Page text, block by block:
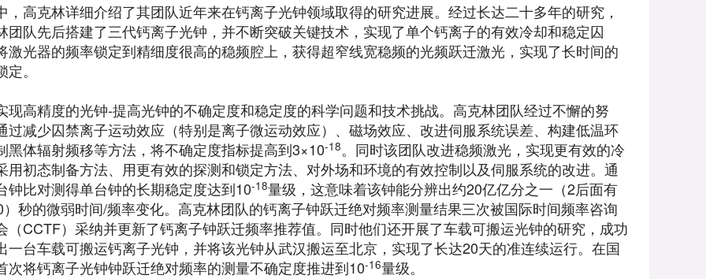
，高克林详细介绍了其团队近年来在钙离子光钟领域取得的研究进展。经过长达二十多年的研究，
团队先后搭建了三代钙离子光钟，并不断突破关键技术，实现了单个钙离子的有效冷却和稳定囚
激光器的频率锁定到精细度很高的稳频腔上，获得超窄线宽稳频的光频跃迁激光，实现了长时间的
。
现高精度的光钟-提高光钟的不确定度和稳定度的科学问题和技术挑战。高克林团队经过不懈的努
过减少囚禁离子运动效应（特别是离子微运动效应）、磁场效应、改进伺服系统误差、构建低温环
黑体辐射频移等方法，将不确定度指标提高到3×10-18。同时该团队改进稳频激光，实现更有效的冷
用初态制备方法、用更有效的探测和锁定方法、对外场和环境的有效控制以及伺服系统的改进。通
钟比对测得单台钟的长期稳定度达到10-18量级，这意味着该钟能分辨出约20亿亿分之一（2后面有
秒的微弱时间/频率变化。高克林团队的钙离子钟跃迁绝对频率测量结果三次被国际时间频率咨询
（CCTF）采纳并更新了钙离子钟跃迁频率推荐值。同时他们还开展了车载可搬运光钟的研究，成功
一台车载可搬运钙离子光钟，并将该光钟从武汉搬运至北京，实现了长达20天的准连续运行。在国
次将钙离子光钟钟跃迁绝对频率的测量不确定度推进到10-16量级。